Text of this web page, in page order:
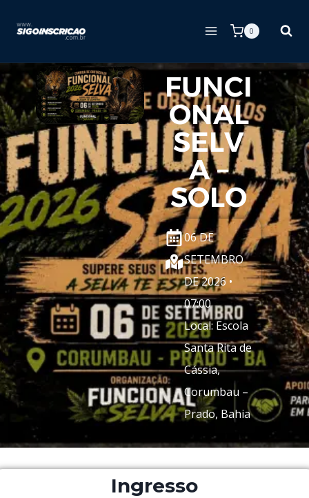
0
FUNCI
ONAL
SELV
A –
SOLO
06 DE
SETEMBRO
DE 2026 •
07:00
Local: Escola
Santa Rita de
Cássia,
Corumbau –
Prado, Bahia
Ingresso